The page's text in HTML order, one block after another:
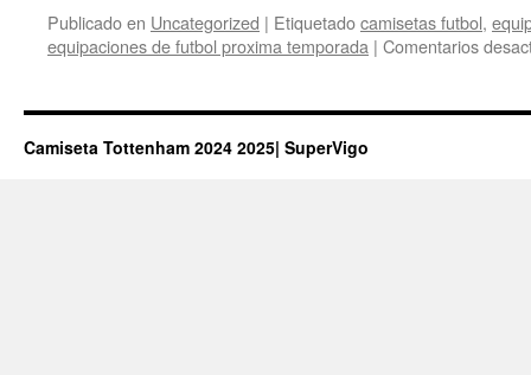
Publicado en Uncategorized | Etiquetadocamisetas futbol,
equipaciones de futbol proxima temporada | Comentarios
Camiseta Tottenham 2024 2025| SuperVigo